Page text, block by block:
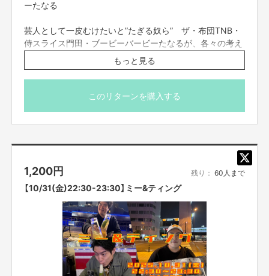
【お問合せ先】
https://cf.fany.lol/users/message/view/65981
【返品期限】
7日以内に上記問い合わせ先へご連絡ください。それ以上経過しますと返品
【返品送料】
ーたなる
芸人として一皮むけたいと”たぎる奴ら” ザ・布団TNB・
侍スライス門田・ブービーバービーたなるが、各々の考え
た企画やコーナーに全力で挑み成長するためのドキュメン
タリー今回は様々なトーク企画！！元気に取り組みま
す！！！
さい。変更になった場合の返金は致しかねます。
※プロジェクト本文の末尾に記載されている【ご支援にあた
ってのご注意事項】を必ずご一読ください。
もっと見る
このリターンを購入する
1,200円 残り： 60人まで
【10/31(金)22:30-23:30】ミー&ティング